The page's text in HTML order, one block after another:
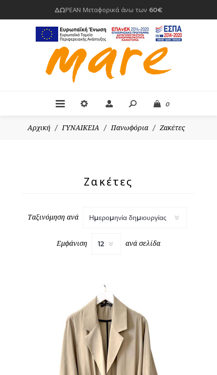
ΔΩΡΕΑΝ Μεταφορικά άνω των 60€
0
Αρχική / ΓΥΝΑΙΚΕΙΑ / Πανωφόρια / Ζακέτες
Ζακέτες
Ταξινόμηση ανά
Εμφάνιση ανά σελίδα